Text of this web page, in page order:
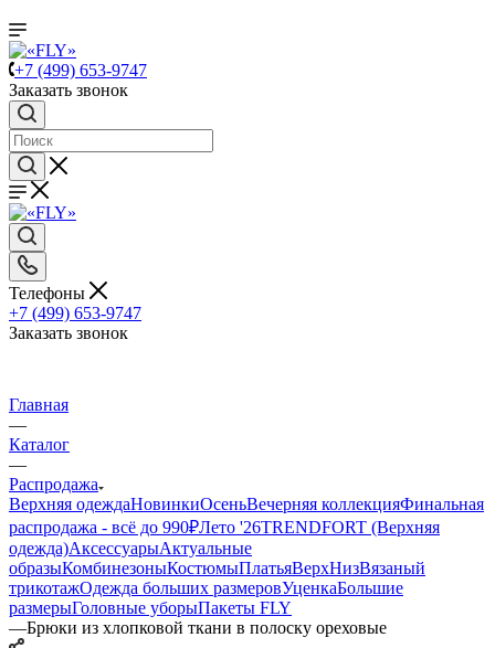
+7 (499) 653-9747
Заказать звонок
Телефоны
+7 (499) 653-9747
Заказать звонок
Главная
—
Каталог
—
Распродажа
Верхняя одеждаНовинкиОсеньВечерняя коллекцияФинальная
распродажа - всё до 990₽Лето '26TRENDFORT (Верхняя
одежда)АксессуарыАктуальные
образыКомбинезоныКостюмыПлатьяВерхНизВязаный
трикотажОдежда больших размеровУценкаБольшие
размерыГоловные уборыПакеты FLY
—Брюки из хлопковой ткани в полоску ореховые